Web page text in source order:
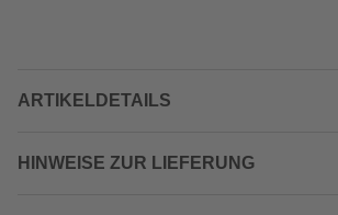
ARTIKELDETAILS
HINWEISE ZUR LIEFERUNG